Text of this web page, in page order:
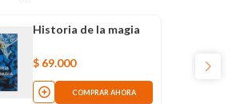
Historia de la magia
$ 69.000
COMPRAR AHORA